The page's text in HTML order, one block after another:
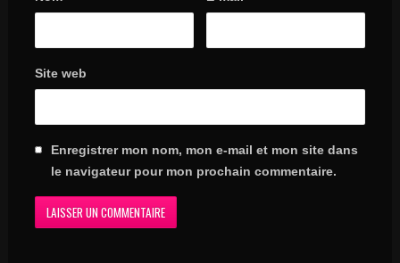
Site web
Enregistrer mon nom, mon e-mail et mon site dans
le navigateur pour mon prochain commentaire.